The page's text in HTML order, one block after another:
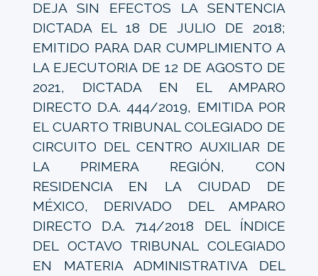
DEJA SIN EFECTOS LA SENTENCIA
DICTADA EL 18 DE JULIO DE 2018;
EMITIDO PARA DAR CUMPLIMIENTO A
LA EJECUTORIA DE 12 DE AGOSTO DE
2021, DICTADA EN EL AMPARO
DIRECTO D.A. 444/2019, EMITIDA POR
EL CUARTO TRIBUNAL COLEGIADO DE
CIRCUITO DEL CENTRO AUXILIAR DE
LA PRIMERA REGIÓN, CON
RESIDENCIA EN LA CIUDAD DE
MÉXICO, DERIVADO DEL AMPARO
DIRECTO D.A. 714/2018 DEL ÍNDICE
DEL OCTAVO TRIBUNAL COLEGIADO
EN MATERIA ADMINISTRATIVA DEL